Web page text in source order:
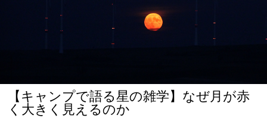
【キャンプで語る星の雑学】なぜ月が赤
く大きく見えるのか